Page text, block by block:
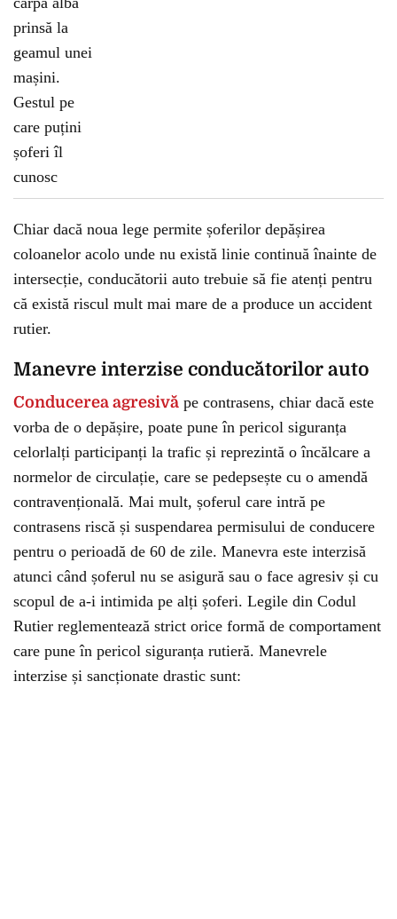
Chiar dacă noua lege permite șoferilor depășirea
coloanelor acolo unde nu există linie continuă înainte de
intersecție, conducătorii auto trebuie să fie atenți pentru
că există riscul mult mai mare de a produce un accident
rutier.
Manevre interzise conducătorilor auto
Conducerea agresivă pe contrasens, chiar dacă este
vorba de o depășire, poate pune în pericol siguranța
celorlalți participanți la trafic și reprezintă o încălcare a
normelor de circulație, care se pedepsește cu o amendă
contravențională. Mai mult, șoferul care intră pe
contrasens riscă și suspendarea permisului de conducere
pentru o perioadă de 60 de zile. Manevra este interzisă
atunci când șoferul nu se asigură sau o face agresiv și cu
scopul de a-i intimida pe alți șoferi. Legile din Codul
Rutier reglementează strict orice formă de comportament
care pune în pericol siguranța rutieră. Manevrele
interzise și sancționate drastic sunt: